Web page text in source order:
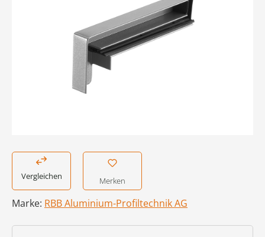
Vergleichen Merken
Marke: RBB Aluminium-Profiltechnik AG